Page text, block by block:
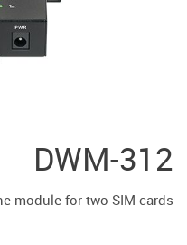
DWM-312
module for two SIM cards